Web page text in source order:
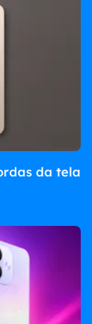
da tela